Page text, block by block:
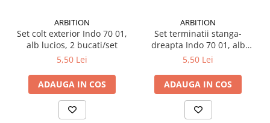
Vopsele speciale si spray vopsea
Chituri pentru rosturi
Unelte si accesorii pentru zidarie si
Unelte pentru gresie si faianta
Sindrila bituminoasa si accesorii
ARBITION
Set colt exterior Indo 70 01,
alb lucios, 2 bucati/set
5,50 Lei
ADAUGA IN COS
ARBITION
Set terminatii stanga-
dreapta Indo 70 01, alb
lucios, 2 bucati/set
5,50 Lei
ADAUGA IN COS